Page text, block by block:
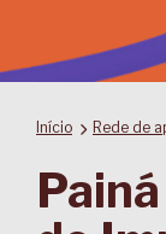
Início Rede de